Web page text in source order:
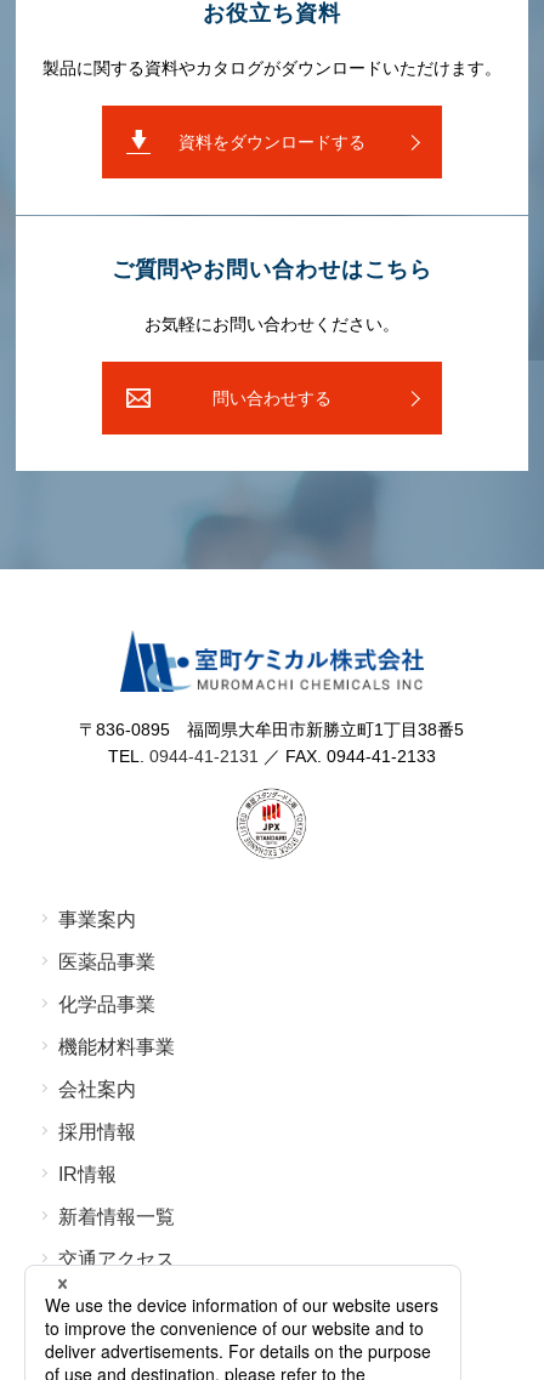
お役⽴ち資料
製品に関する資料やカタログがダウンロードいただけます。
資料をダウンロードする
ご質問やお問い合わせはこちら
お気軽にお問い合わせください。
問い合わせする
〒836-0895 福岡県⼤牟⽥市新勝⽴町1丁⽬38番5
TEL. 0944-41-2131 ／ FAX. 0944-41-2133
事業案内
医薬品事業
化学品事業
機能材料事業
会社案内
採⽤情報
IR情報
新着情報⼀覧
交通アクセス
よくあるご質問
お問い合わせ